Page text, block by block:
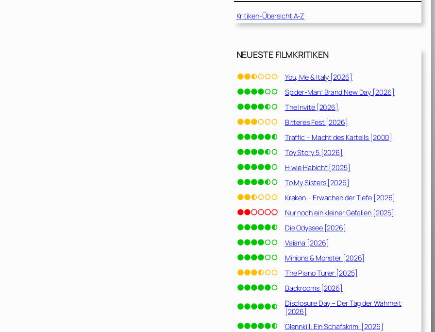
Kritiken-Übersicht A-Z
NEUESTE FILMKRITIKEN
You, Me & Italy [2026]
Spider-Man: Brand New Day [2026]
The Invite [2026]
Bitteres Fest [2026]
Traffic – Macht des Kartells [2000]
Toy Story 5 [2026]
H wie Habicht [2025]
To My Sisters [2026]
Kraken – Erwachen der Tiefe [2026]
Nur noch ein kleiner Gefallen [2025]
Die Odyssee [2026]
Vaiana [2026]
Minions & Monster [2026]
The Piano Tuner [2025]
Backrooms [2026]
Disclosure Day – Der Tag der Wahrheit
[2026]
Glennkill: Ein Schafskrimi [2026]